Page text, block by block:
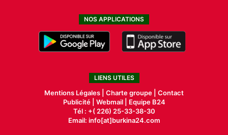
NOS APPLICATIONS
LIENS UTILES
Mentions Légales | Charte groupe | Contact
Publicité| Webmail |
Equipe B24
Tél : +( 226) 25-33-38-30
Email: info[at]burkina24.com